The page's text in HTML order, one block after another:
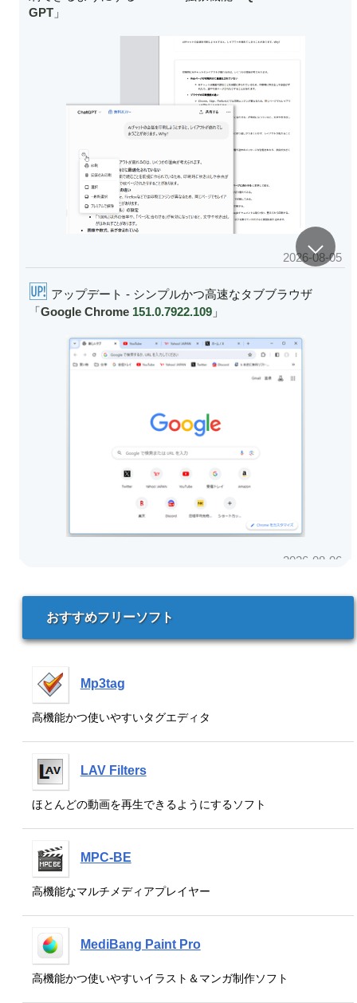
おすすめフリーソフト
Mp3tag
高機能かつ使いやすいタグエディタ
LAV Filters
ほとんどの動画を再生できるようにするソフト
MPC-BE
高機能なマルチメディアプレイヤー
MediBang Paint Pro
高機能かつ使いやすいイラスト＆マンガ制作ソフト